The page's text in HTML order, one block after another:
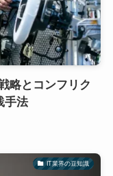
略とコンフリク
手法
IT業界の豆知識